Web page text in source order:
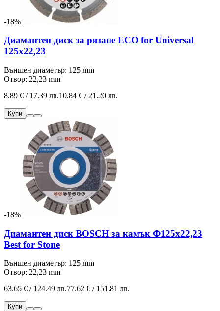
-18%
Диамантен диск за рязане ECO for Universal
125x22,23
Външен диаметър: 125 mm
Отвор: 22,23 mm
8.89 € / 17.39 лв.10.84 € / 21.20 лв.
Купи
-18%
Диамантен диск BOSCH за камък Ф125х22,23
Best for Stone
Външен диаметър: 125 mm
Отвор: 22,23 mm
63.65 € / 124.49 лв.77.62 € / 151.81 лв.
Купи